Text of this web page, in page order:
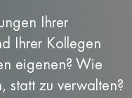
Ihrer
Ihrer Kollegen
eigenen? Wie
statt zu verwalten?